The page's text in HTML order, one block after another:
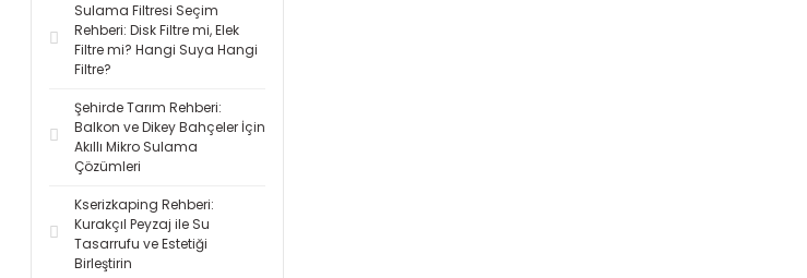
Sulama Filtresi Seçim
Rehberi: Disk Filtre mi, Elek
Filtre mi? Hangi Suya Hangi
Filtre?
Şehirde Tarım Rehberi:
Balkon ve Dikey Bahçeler İçin
Akıllı Mikro Sulama
Çözümleri
Kserizkaping Rehberi:
Kurakçıl Peyzaj ile Su
Tasarrufu ve Estetiği
Birleştirin